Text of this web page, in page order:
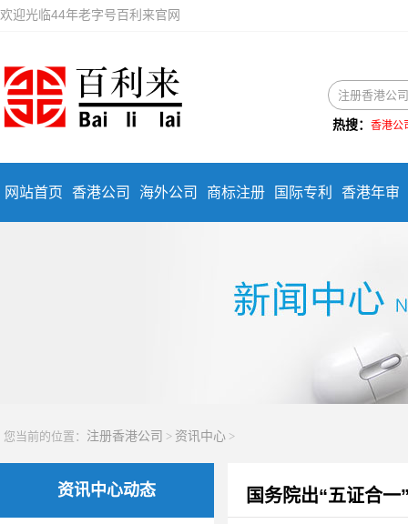
欢迎光临44年老字号百利来官网
热搜： 香港公
网站首页 香港公司 海外公司 商标注册 国际专利 香港年审
您当前的位置： 注册香港公司 > 资讯中心 >
资讯中心动态 国务院出“五证合